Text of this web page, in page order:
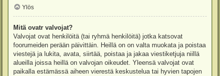
Ylös
Mitä ovatr valvojat?
Valvojat ovat henkilöitä (tai ryhmä henkilöitä) jotka katsovat
foorumeiden perään päivittäin. Heillä on on valta muokata ja poistaa
viestejä ja lukita, avata, siirtää, poistaa ja jakaa viestiketjuja niillä
alueilla joissa heillä on valvojan oikeudet. Yleensä valvojat ovat
paikalla estämässä aiheen vierestä keskustelua tai hyvien tapojen